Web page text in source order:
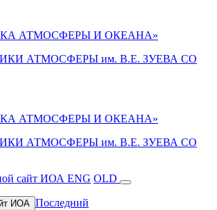
АТМОСФЕРЫ И ОКЕАНА»
АТМОСФЕРЫ им. В.Е. ЗУЕВА СО
АТМОСФЕРЫ И ОКЕАНА»
АТМОСФЕРЫ им. В.Е. ЗУЕВА СО
сайт ИОА ENG OLD
ИОА Последний